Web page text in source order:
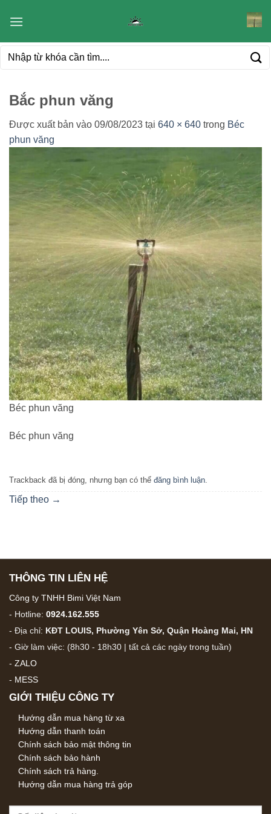
qua
dung
Tìm
Bắc phun văng
Được xuất bản vào 09/08/2023 tại 640 × 640 trong Béc
phun văng
Béc phun văng
Béc phun văng
Trackback đã bị đóng, nhưng bạn có thể đăng bình luận.
Tiếp theo →
THÔNG TIN LIÊN HỆ
Công ty TNHH Bimi Việt Nam
- Hotline: 0924.162.555
- Địa chỉ: KĐT LOUIS, Phường Yên Sở, Quận Hoàng Mai, HN
- Giờ làm việc: (8h30 - 18h30 | tất cả các ngày trong tuần)
- ZALO
- MESS
GIỚI THIỆU CÔNG TY
Hướng dẫn mua hàng từ xa
Hướng dẫn thanh toán
Chính sách bảo mật thông tin
Chính sách bảo hành
Chính sách trả hàng.
Hướng dẫn mua hàng trả góp